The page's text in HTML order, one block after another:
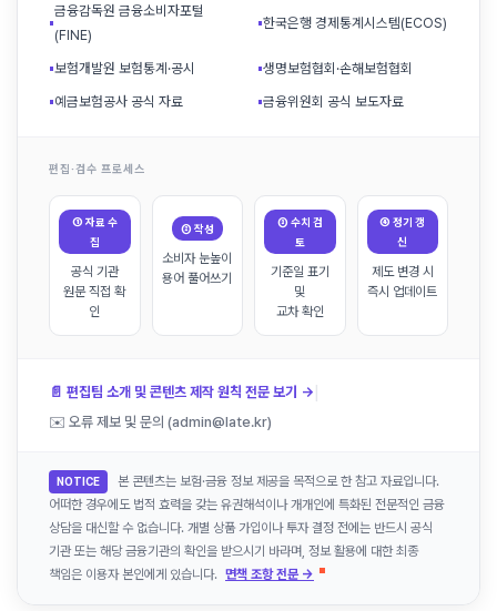
▪
금융감독원 금융소비자포털
(FINE)
▪한국은행 경제통계시스템(ECOS)
▪보험개발원 보험통계·공시 ▪생명보험협회·손해보험협회
▪예금보험공사 공식 자료 ▪금융위원회 공식 보도자료
편집·검수 프로세스
① 자료 수
집
공식 기관
원문 직접 확
인
② 작성
소비자 눈높이
용어 풀어쓰기
③ 수치 검
토
기준일 표기
및
교차 확인
④ 정기 갱
신
제도 변경 시
즉시 업데이트
📄 편집팀 소개 및 콘텐츠 제작 원칙 전문 보기 → |
✉️ 오류 제보 및 문의 (admin@late.kr)
NOTICE
본 콘텐츠는 보험·금융 정보 제공을 목적으로 한 참고 자료입니다.
어떠한 경우에도 법적 효력을 갖는 유권해석이나 개개인에 특화된 전문적인 금융
상담을 대신할 수 없습니다. 개별 상품 가입이나 투자 결정 전에는 반드시 공식
기관 또는 해당 금융기관의 확인을 받으시기 바라며, 정보 활용에 대한 최종
책임은 이용자 본인에게 있습니다. 면책 조항 전문 →